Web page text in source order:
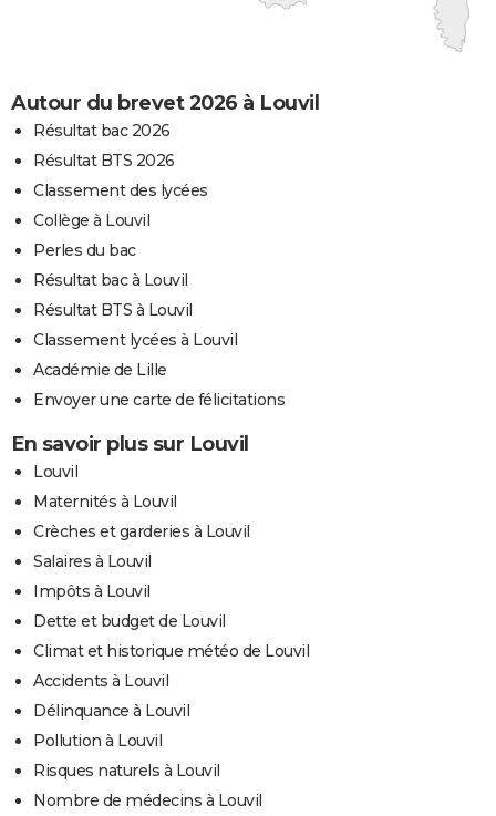
Autour du brevet 2026 à Louvil
Résultat bac 2026
Résultat BTS 2026
Classement des lycées
Collège à Louvil
Perles du bac
Résultat bac à Louvil
Résultat BTS à Louvil
Classement lycées à Louvil
Académie de Lille
Envoyer une carte de félicitations
En savoir plus sur Louvil
Louvil
Maternités à Louvil
Crèches et garderies à Louvil
Salaires à Louvil
Impôts à Louvil
Dette et budget de Louvil
Climat et historique météo de Louvil
Accidents à Louvil
Délinquance à Louvil
Pollution à Louvil
Risques naturels à Louvil
Nombre de médecins à Louvil